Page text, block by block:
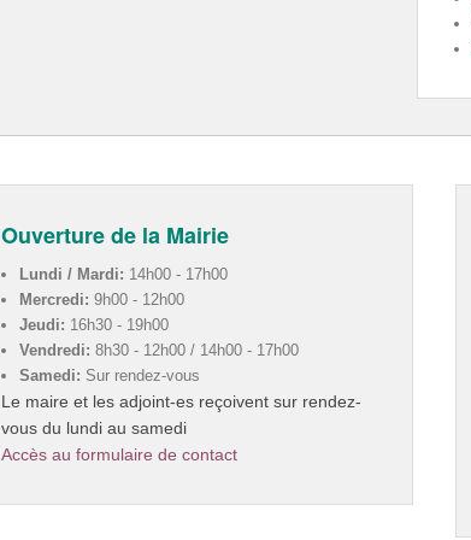
Ouverture de la Mairie
Lundi / Mardi: 14h00 - 17h00
Mercredi: 9h00 - 12h00
Jeudi: 16h30 - 19h00
Vendredi: 8h30 - 12h00 / 14h00 - 17h00
Samedi: Sur rendez-vous
Le maire et les adjoint-es reçoivent sur rendez-
vous du lundi au samedi
Accès au formulaire de contact